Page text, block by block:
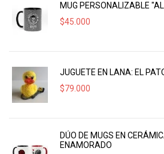
MUG PERSONALIZABLE
$45.000
JUGUETE EN LANA: EL
$79.000
DÚO DE MUGS EN
ENAMORADO